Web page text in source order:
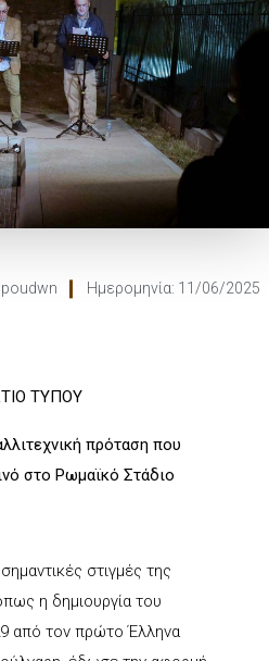
Ημερομηνία: 11/06/2025
ΤΥΠΟΥ
πρόταση που
στο Ρωμαϊκό Στάδιο
στιγμές της
η δημιουργία του
από τον πρώτο Έλληνα